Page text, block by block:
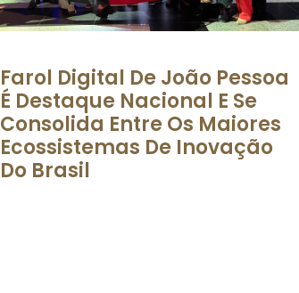
Farol Digital De João Pessoa
É Destaque Nacional E Se
Consolida Entre Os Maiores
Ecossistemas De Inovação
Do Brasil